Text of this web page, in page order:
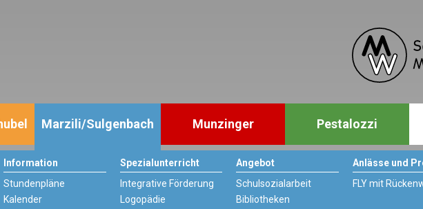
Marzili/Sulgenbach Munzinger Pestalozzi
Information
Stundenpläne
Kalender
Spezialunterricht
Integrative Förderung
Logopädie
Angebot
Schulsozialarbeit
Bibliotheken
Anlässe und
FLY mit